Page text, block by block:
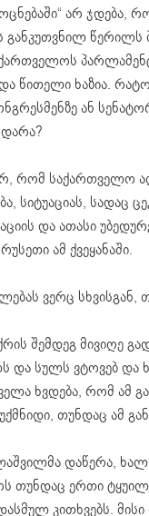
არ ჯდება,
განკუთვნილ
და წითელი ხაზია.
ან
რომ საქართველო
სიტუაციას, სადაც
და ათასი
ამ ქვეყანაში.
ვერც
შემდეგ მივიღე
და სულს ვტოვებ
ხვდება, რომ ამ
თუნდაც ამ
დაწერა,
თუნდაც ერთი
კითხვებს.